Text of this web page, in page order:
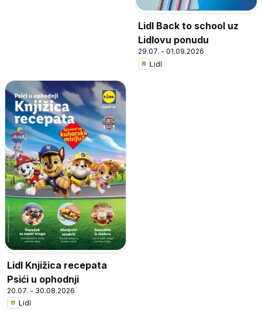
Lidl Back to school uz
Lidlovu ponudu
29.07. - 01.09.2026
Lidl
Lidl Knjižica recepata
Psići u ophodnji
20.07. - 30.08.2026
Lidl